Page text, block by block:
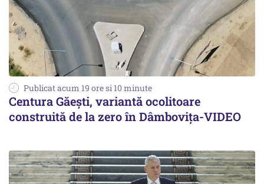
Publicat acum 19 ore si 10 minute
Centura Găești, variantă ocolitoare
construită de la zero în Dâmbovița-VIDEO